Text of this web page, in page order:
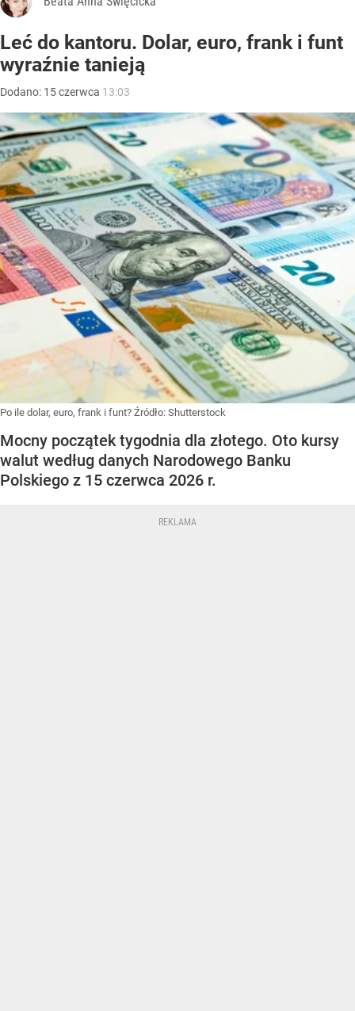
Leć do kantoru. Dolar, euro, frank i funt
wyraźnie tanieją
Dodano: 15czerwca 13:03
Po ile dolar, euro, frank i funt? Źródło: Shutterstock
Mocny początek tygodnia dla złotego. Oto kursy
walut według danych Narodowego Banku
Polskiego z 15 czerwca 2026 r.